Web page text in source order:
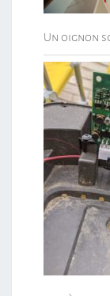
Un oignon